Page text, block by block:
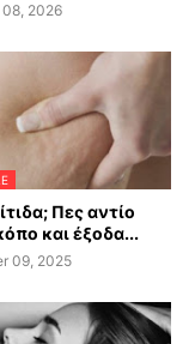
08, 2026
Πες αντίο
και έξοδα...
09, 2025